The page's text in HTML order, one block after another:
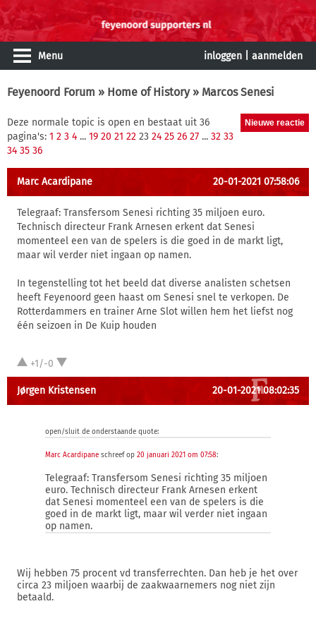
Menu inloggen aanmelden
Feyenoord Forum » Home of History» Marcos Senesi
Deze normale topic is open en bestaat uit 36
pagina's: 1 2 3 4 ... 19 20 21 22 23 24 25 26 27 ... 32 33
34 35 36
Marc Acardipane 20-01-2021 07:58:06
Telegraaf: Transfersom Senesi richting 35 miljoen euro.
Technisch directeur Frank Arnesen erkent dat Senesi
momenteel een van de spelers is die goed in de markt ligt,
maar wil verder niet ingaan op namen.
In tegenstelling tot het beeld dat diverse analisten schetsen
heeft Feyenoord geen haast om Senesi snel te verkopen. De
Rotterdammers en trainer Arne Slot willen hem het liefst nog
één seizoen in De Kuip houden
+1/-0
Jørgen Kristensen 20-01-2021 08:02:35
open/sluit de onderstaande quote:
Marc Acardipane schreef op 20 januari 2021 om 07:58:
Telegraaf: Transfersom Senesi richting 35 miljoen
euro. Technisch directeur Frank Arnesen erkent
dat Senesi momenteel een van de spelers is die
goed in de markt ligt, maar wil verder niet ingaan
op namen.
Wij hebben 75 procent vd transferrechten. Dan heb je het over
circa 23 miljoen waarbij de zaakwaarnemers nog niet zijn
betaald.